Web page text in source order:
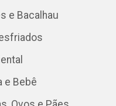
e Bacalhau
e Bebê